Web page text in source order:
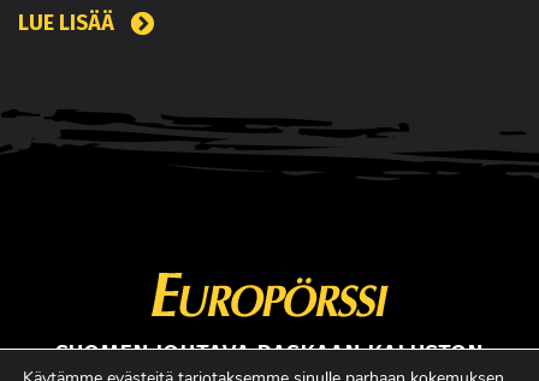
LUE LISÄÄ
SUOMEN JOHTAVA RASKAAN KALUSTON